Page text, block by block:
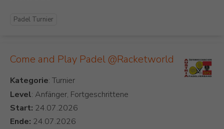
Padel Turnier
Come and Play Padel @Racketworld
Kategorie
Level: Anfänger, Fortgeschrittene
Start:
Ende: